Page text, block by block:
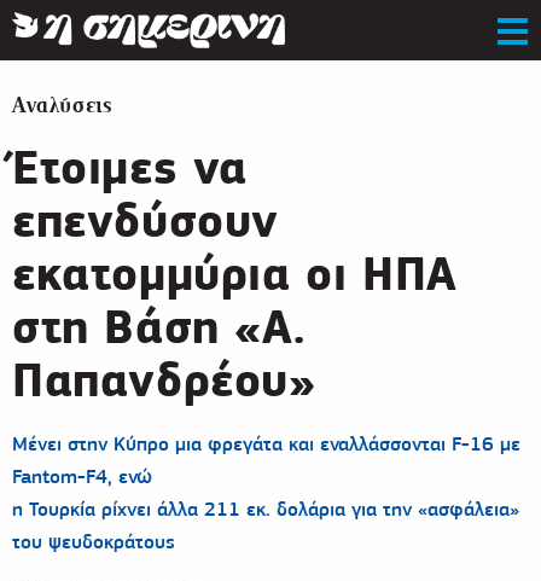
Αναλύσεις
Έτοιμες να
επενδύσουν
εκατομμύρια οι ΗΠΑ
στη Βάση «Α.
Παπανδρέου»
Μένει στην Κύπρο μια φρεγάτα και εναλλάσσονται F-16 με
Fantom-F4, ενώ
η Τουρκία ρίχνει άλλα 211 εκ. δολάρια για την «ασφάλεια»
του ψευδοκράτους